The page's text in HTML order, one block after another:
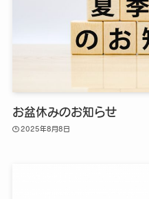
お盆休みのお知らせ
2025年8月8日